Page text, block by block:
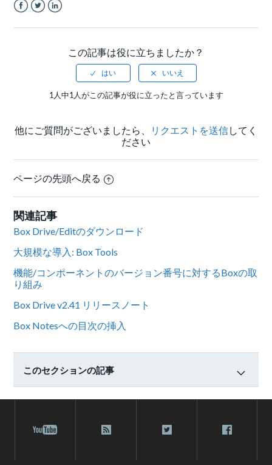
この記事は役に立ちましたか？
1人中1人がこの記事が役に立ったと言っています
他にご質問がございましたら、 リクエストを送信してく
ださい
ページの先頭へ戻る
関連記事
Box Drive/Editのダウンロード
大規模な導入: Box Tools
機能/コンポーネントのバージョン番号に対するBoxの取
り組み
Box Drive v2.41 リリースノート
Box Notesへの目次の挿入
このセクションの記事